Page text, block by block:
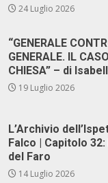
24 Luglio 2026
“GENERALE
GENERALE. IL
CHIESA” – di
19 Luglio 2026
L’Archivio
Falco | Capitolo 32:
del Faro
14 Luglio 2026